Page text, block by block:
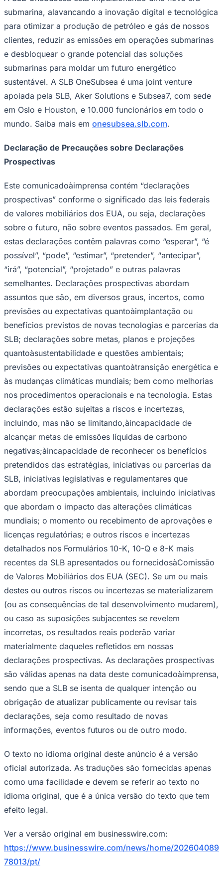
Palmeiras
São Paulo
submarina, alavancando a inovação digital e tecnológica
para otimizar a produção de petróleo e gás de nossos
clientes, reduzir as emissões em operações submarinas
e desbloquear o grande potencial das soluções
submarinas para moldar um futuro energético
sustentável. A SLB OneSubsea é uma joint venture
apoiada pela SLB, Aker Solutions e Subsea7, com sede
em Oslo e Houston, e 10.000 funcionários em todo o
mundo. Saiba mais em onesubsea.slb.com.
Declaração de Precauções sobre Declarações
Prospectivas
Este comunicadoàimprensa contém “declarações
prospectivas” conforme o significado das leis federais
de valores mobiliários dos EUA, ou seja, declarações
sobre o futuro, não sobre eventos passados. Em geral,
estas declarações contêm palavras como “esperar”, “é
possível”, “pode”, “estimar”, “pretender”, “antecipar”,
“irá”, “potencial”, “projetado” e outras palavras
semelhantes. Declarações prospectivas abordam
assuntos que são, em diversos graus, incertos, como
previsões ou expectativas quantoàimplantação ou
benefícios previstos de novas tecnologias e parcerias da
SLB; declarações sobre metas, planos e projeções
quantoàsustentabilidade e questões ambientais;
previsões ou expectativas quantoàtransição energética e
às mudanças climáticas mundiais; bem como melhorias
nos procedimentos operacionais e na tecnologia. Estas
declarações estão sujeitas a riscos e incertezas,
incluindo, mas não se limitando,àincapacidade de
alcançar metas de emissões líquidas de carbono
negativas;àincapacidade de reconhecer os benefícios
pretendidos das estratégias, iniciativas ou parcerias da
SLB, iniciativas legislativas e regulamentares que
abordam preocupações ambientais, incluindo iniciativas
que abordam o impacto das alterações climáticas
mundiais; o momento ou recebimento de aprovações e
licenças regulatórias; e outros riscos e incertezas
detalhados nos Formulários 10-K, 10-Q e 8-K mais
recentes da SLB apresentados ou fornecidosàComissão
de Valores Mobiliários dos EUA (SEC). Se um ou mais
destes ou outros riscos ou incertezas se materializarem
(ou as consequências de tal desenvolvimento mudarem),
ou caso as suposições subjacentes se revelem
incorretas, os resultados reais poderão variar
materialmente daqueles refletidos em nossas
declarações prospectivas. As declarações prospectivas
são válidas apenas na data deste comunicadoàimprensa,
sendo que a SLB se isenta de qualquer intenção ou
obrigação de atualizar publicamente ou revisar tais
declarações, seja como resultado de novas
informações, eventos futuros ou de outro modo.
O texto no idioma original deste anúncio é a versão
oficial autorizada. As traduções são fornecidas apenas
como uma facilidade e devem se referir ao texto no
idioma original, que é a única versão do texto que tem
efeito legal.
Ver a versão original em businesswire.com:
https://www.businesswire.com/news/home/202604089
78013/pt/